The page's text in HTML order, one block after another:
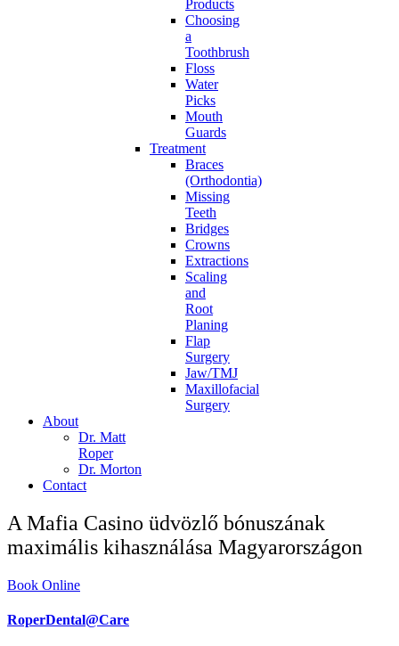
Products
Choosing
a
Toothbrush
Floss
Water
Picks
Mouth
Guards
Treatment
Braces
(Orthodontia)
Missing
Teeth
Bridges
Crowns
Extractions
Scaling
and
Root
Planing
Flap
Surgery
Jaw/TMJ
Maxillofacial
Surgery
About
Dr. Matt
Roper
Dr. Morton
Contact
A Mafia Casino üdvözlő bónuszának
maximális kihasználása Magyarországon
Book Online
RoperDental@Care